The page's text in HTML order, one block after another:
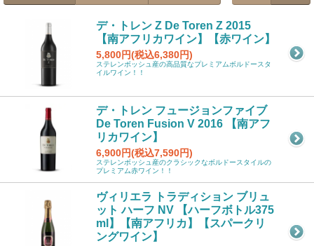
デ・トレン Z De Toren Z 2015
【南アフリカワイン】【赤ワイン】
5,800円(税込6,380円)
ステレンボッシュ産の高品質なプレミアムボルドースタ
イルワイン！！
デ・トレン フュージョンファイブ
De Toren Fusion V 2016 【南アフ
リカワイン】
6,900円(税込7,590円)
ステレンボッシュ産のクラシックなボルドースタイルの
プレミアム赤ワイン！！
ヴィリエラ トラディション ブリュ
ット ハーフ NV 【ハーフボトル375
ml】【南アフリカ】【スパークリ
ングワイン】